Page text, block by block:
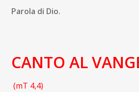
Parola di Dio.
CANTO AL
(mT 4,4)